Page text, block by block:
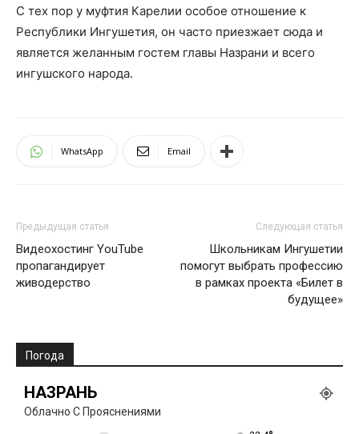
С тех пор у муфтия Карелии особое отношение к
Республики Ингушетия, он часто приезжает сюда и
является желанным гостем главы Назрани и всего
ингушского народа.
WhatsApp Email
Предыдущая статья
Видеохостинг YouTube
пропагандирует
живодерство
Следующая статья
Школьникам Ингушетии
помогут выбрать профессию
в рамках проекта «Билет в
будущее»
Погода
НАЗРАНЬ
Облачно С Прояснениями